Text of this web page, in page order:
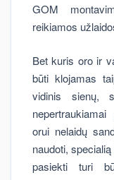
GOM
reikiamos
Bet kuris oro ir
būti klojamas
vidinis sienų,
orui nelaidų
naudoti,
pasiekti turi